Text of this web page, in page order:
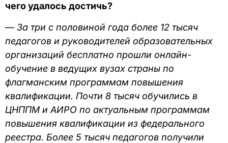
чего удалось достичь?
— За три с половиной года более 12 тысяч
педагогов и руководителей образовательных
организаций бесплатно прошли онлайн-
обучение в ведущих вузах страны по
флагманским программам повышения
квалификации. Почти 8 тысяч обучились в
ЦНППМ и АИРО по актуальным программам
повышения квалификации из федерального
реестра. Более 5 тысяч педагогов получили